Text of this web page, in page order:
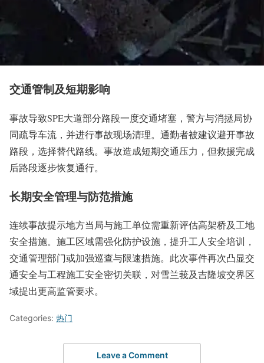
交通管制及短期影响
事故导致SPE大道部分路段一度交通堵塞，警方与消拯局协
同疏导车流，并进行事故现场清理。通勤者被建议避开事故
路段，选择替代路线。事故造成短期交通压力，但救援完成
后路段逐步恢复通行。
长期安全管理与防范措施
连续事故提示地方当局与施工单位需重新评估高架桥及工地
安全措施。施工区域需强化防护设施，提升工人安全培训，
交通管理部门或加强巡查与限速措施。此次事件再次凸显交
通安全与工程施工安全密切关联，对雪兰莪及吉隆坡交界区
域提出更高监管要求。
Categories: 热门
Leave a Comment